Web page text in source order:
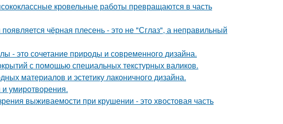
кровельные работы превращаются в часть
чёрная плесень - это не "Сглаз", а неправильный
- это сочетание природы и современного дизайна.
с помощью специальных текстурных валиков.
материалов и эстетику лаконичного дизайна.
умиротворения.
выживаемости при крушении - это хвостовая часть